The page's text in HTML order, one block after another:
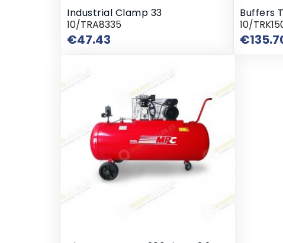
Industrial Clamp 33
10/TRA8335
€47.43
Buffers
10/